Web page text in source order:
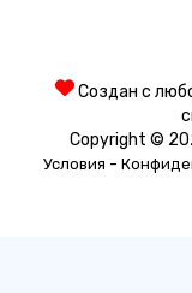
Создан с
Copyright ©
Условия -